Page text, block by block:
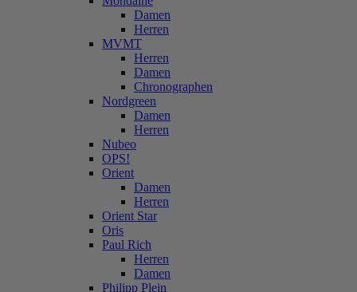
Damen
Herren
MVMT
Herren
Damen
Chronographen
Nordgreen
Damen
Herren
Nubeo
OPS!
Orient
Damen
Herren
Orient Star
Oris
Paul Rich
Herren
Damen
Philipp Plein